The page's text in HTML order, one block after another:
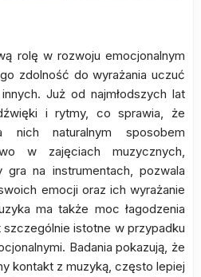
rolę w rozwoju emocjonalnym
zdolność do wyrażania uczuć
Już od najmłodszych lat
i rytmy, co sprawia, że
naturalnym sposobem
w zajęciach muzycznych,
na instrumentach, pozwala
emocji oraz ich wyrażanie
ma także moc łagodzenia
istotne w przypadku
Badania pokazują, że
kontakt z muzyką, często lepiej